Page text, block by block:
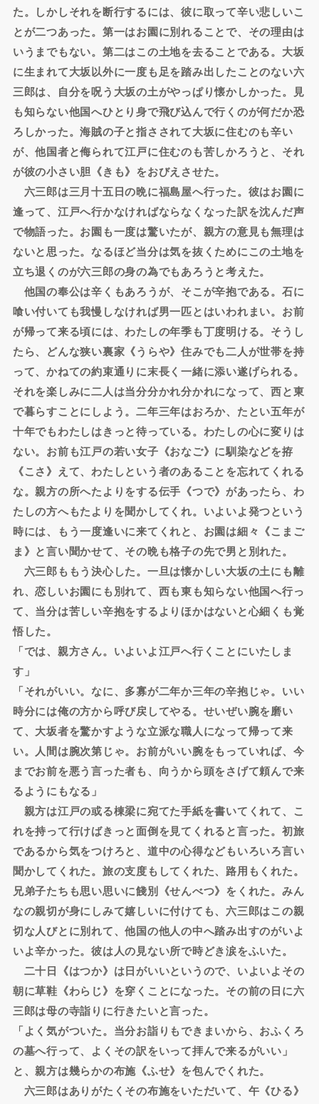
た。しかしそれを断行するには、彼に取って辛い悲しいこ
とが二つあった。第一はお園に別れることで、その理由は
いうまでもない。第二はこの土地を去ることである。大坂
に生まれて大坂以外に一度も足を踏み出したことのない六
三郎は、自分を呪う大坂の土がやっぱり懐かしかった。見
も知らない他国へひとり身で飛び込んで行くのが何だか恐
ろしかった。海賊の子と指さされて大坂に住むのも辛い
が、他国者と侮られて江戸に住むのも苦しかろうと、それ
が彼の小さい胆《きも》をおびえさせた。
六三郎は三月十五日の晩に福島屋へ行った。彼はお園に
逢って、江戸へ行かなければならなくなった訳を沈んだ声
で物語った。お園も一度は驚いたが、親方の意見も無理は
ないと思った。なるほど当分は気を抜くためにこの土地を
立ち退くのが六三郎の身の為でもあろうと考えた。
他国の奉公は辛くもあろうが、そこが辛抱である。石に
喰い付いても我慢しなければ男一匹とはいわれまい。お前
が帰って来る頃には、わたしの年季も丁度明ける。そうし
たら、どんな狭い裏家《うらや》住みでも二人が世帯を持
って、かねての約束通りに末長く一緒に添い遂げられる。
それを楽しみに二人は当分分かれ分かれになって、西と東
で暮らすことにしよう。二年三年はおろか、たとい五年が
十年でもわたしはきっと待っている。わたしの心に変りは
ない。お前も江戸の若い女子《おなご》に馴染などを拵
《こさ》えて、わたしという者のあることを忘れてくれる
な。親方の所へたよりをする伝手《つで》があったら、わ
たしの方へもたよりを聞かしてくれ。いよいよ発つという
時には、もう一度逢いに来てくれと、お園は細々《こまご
ま》と言い聞かせて、その晩も格子の先で男と別れた。
六三郎ももう決心した。一旦は懐かしい大坂の土にも離
れ、恋しいお園にも別れて、西も東も知らない他国へ行っ
て、当分は苦しい辛抱をするよりほかはないと心細くも覚
悟した。
「では、親方さん。いよいよ江戸へ行くことにいたしま
す」
「それがいい。なに、多寡が二年か三年の辛抱じゃ。いい
時分には俺の方から呼び戻してやる。せいぜい腕を磨い
て、大坂者を驚かすような立派な職人になって帰って来
い。人間は腕次第じゃ。お前がいい腕をもっていれば、今
までお前を悪う言った者も、向うから頭をさげて頼んで来
るようにもなる」
親方は江戸の或る棟梁に宛てた手紙を書いてくれて、こ
れを持って行けばきっと面倒を見てくれると言った。初旅
であるから気をつけろと、道中の心得などもいろいろ言い
聞かしてくれた。旅の支度もしてくれた、路用もくれた。
兄弟子たちも思い思いに餞別《せんべつ》をくれた。みん
なの親切が身にしみて嬉しいに付けても、六三郎はこの親
切な人びとに別れて、他国の他人の中へ踏み出すのがいよ
いよ辛かった。彼は人の見ない所で時どき涙をふいた。
二十日《はつか》は日がいいというので、いよいよその
朝に草鞋《わらじ》を穿くことになった。その前の日に六
三郎は母の寺詣りに行きたいと言った。
「よく気がついた。当分お詣りもできまいから、おふくろ
の墓へ行って、よくその訳をいって拝んで来るがいい」
と、親方は幾らかの布施《ふせ》を包んでくれた。
六三郎はありがたくその布施をいただいて、午《ひる》